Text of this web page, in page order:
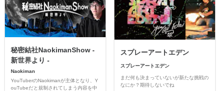
秘密結社NaokimanShow -
新世界より -
Naokiman
YouTuberのNaokimanが主体となり、Y
ouTubeだと規制されてしまう内容を中
スプレーアートエデン
スプレーアートエデン
まだ何も決まっていないが新たな挑戦の
なにか？期待しないでね